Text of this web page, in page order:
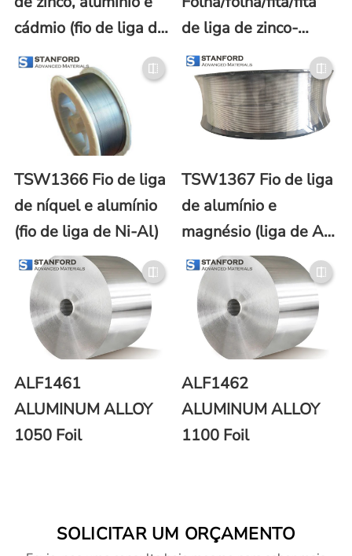
cádmio (fio de liga de
Zn/AI/Cd)
de liga de zinco-
alumínio-cádmio (Zn-
Al-Cd)
TSW1366 Fio de liga
de níquel e alumínio
(fio de liga de Ni-Al)
TSW1367 Fio de liga
de alumínio e
magnésio (liga de Al-
Mg)
ALF1461
ALUMINUM ALLOY
1050 Foil
ALF1462
ALUMINUM ALLOY
1100 Foil
SOLICITAR UM ORÇAMENTO